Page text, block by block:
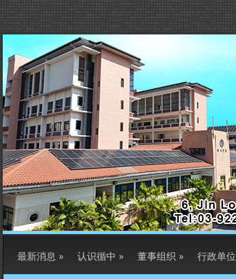
最新消息 » 认识循中 » 董事组织 » 行政单位